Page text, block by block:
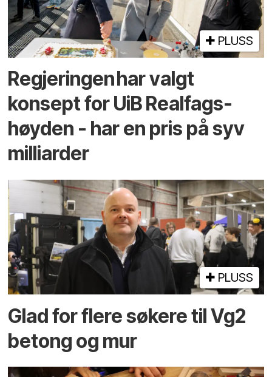
PLUSS
Regjeringen har valgt
konsept for UiB Realfags­
høyden - har en pris på syv
milliarder
PLUSS
Glad for flere søkere til Vg2
betong og mur